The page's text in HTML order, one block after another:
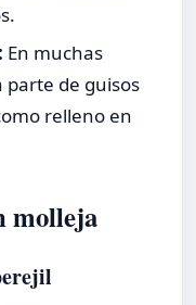
En muchas
de guisos
relleno en
molleja